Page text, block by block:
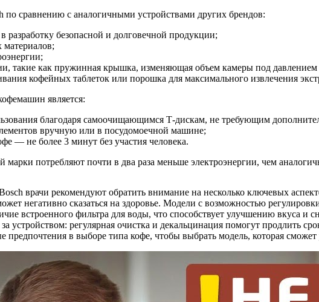
сравнению с аналогичными устройствами других брендов:
разработку безопасной и долговечной продукции;
материалов;
такие как пружинная крышка, изменяющая объем камеры под давлением
кофейных таблеток или порошка для максимального извлечения
является:
благодаря самоочищающимся Т-дискам, не требующим
вручную или в посудомоечной машине;
— не более 3 минут без участия человека.
марки потребляют почти в два раза меньше электроэнергии, чем
врачи рекомендуют обратить внимание на несколько ключевых
негативно сказаться на здоровье. Модели с возможностью
встроенного фильтра для воды, что способствует улучшению вкуса
за устройством: регулярная очистка и декальцинация помогут продлить
предпочтения в выборе типа кофе, чтобы выбрать модель, которая сможет